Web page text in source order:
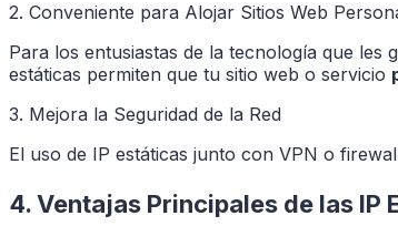
2. Conveniente para Alojar Sitios Web
Para los entusiastas de la tecnología que les
estáticas permiten que tu sitio web o servicio
3. Mejora la Seguridad de la Red
El uso de IP estáticas junto con VPN o
4. Ventajas Principales de las IP